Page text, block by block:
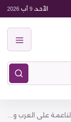
الأحد، 9 آب 2026
فضائيات عربية تقود الحرب الناعمة على العرب والمسلمين